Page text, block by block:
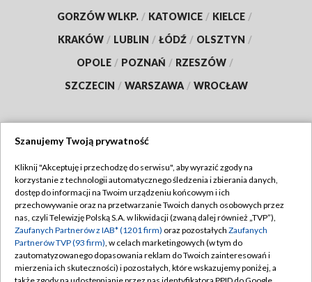
GORZÓW WLKP. / KATOWICE / KIELCE /
KRAKÓW / LUBLIN / ŁÓDŹ / OLSZTYN /
OPOLE / POZNAŃ / RZESZÓW /
SZCZECIN / WARSZAWA / WROCŁAW
TVP
Abonament TVP
Emisja w TVP
Centrum informacji TVP
Naziemna Telewizja Cyfrowa
Regulamin TVP
Polityka prywatności
Moje zgody
Pomoc
Szanujemy Twoją prywatność
Kliknij "Akceptuję i przechodzę do serwisu", aby wyrazić zgody na
korzystanie z technologii automatycznego śledzenia i zbierania danych,
dostęp do informacji na Twoim urządzeniu końcowym i ich
przechowywanie oraz na przetwarzanie Twoich danych osobowych przez
nas, czyli Telewizję Polską S.A. w likwidacji (zwaną dalej również „TVP”),
Zaufanych Partnerów z IAB* (1201 firm) oraz pozostałych Zaufanych
Partnerów TVP (93 firm), w celach marketingowych (w tym do
zautomatyzowanego dopasowania reklam do Twoich zainteresowań i
mierzenia ich skuteczności) i pozostałych, które wskazujemy poniżej, a